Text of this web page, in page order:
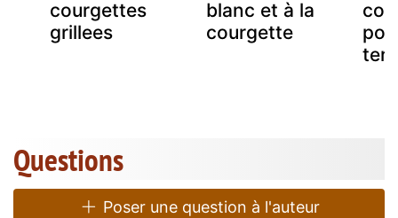
courgettes
grillees
blanc et à la
courgette
Questions
Poser une question à l'auteur